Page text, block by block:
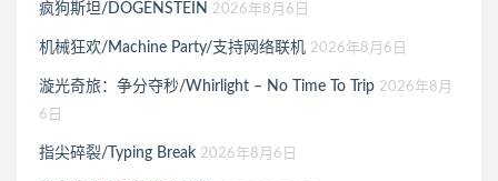
疯狗斯坦/DOGENSTEIN 2026年8月6日
机械狂欢/Machine Party/支持网络联机 2026年8月6日
漩光奇旅：争分夺秒/Whirlight – No Time To Trip 2026年8月
6日
指尖碎裂/Typing Break 2026年8月6日